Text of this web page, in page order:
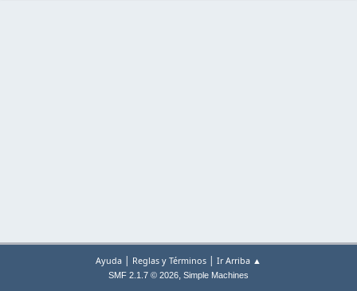
Ayuda | Reglas y Términos | Ir Arriba ▲
SMF 2.1.7 © 2026, Simple Machines